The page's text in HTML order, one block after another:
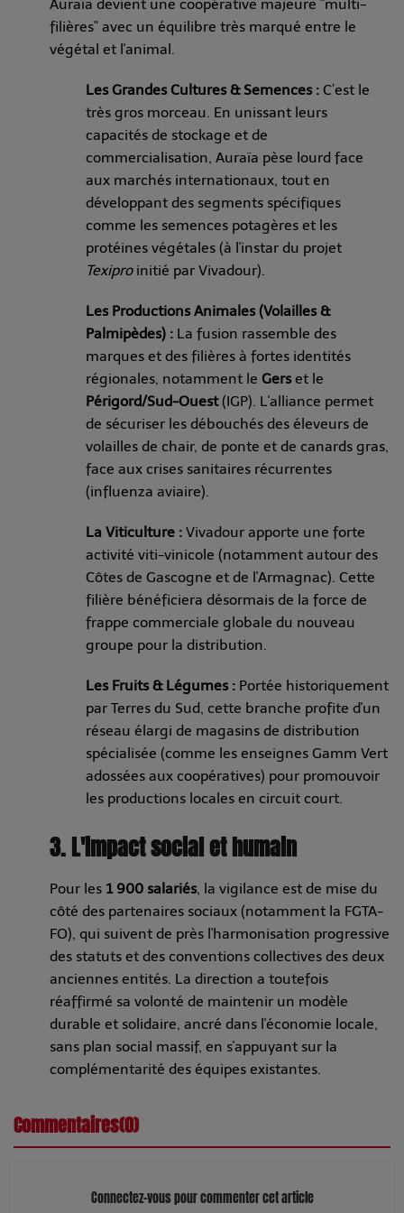
Auraïa devient une coopérative majeure "multi-
filières" avec un équilibre très marqué entre le
végétal et l'animal.
Les Grandes Cultures & Semences : C’est le
très gros morceau. En unissant leurs
capacités de stockage et de
commercialisation, Auraïa pèse lourd face
aux marchés internationaux, tout en
développant des segments spécifiques
comme les semences potagères et les
protéines végétales (à l'instar du projet
Texiproinitié par Vivadour).
Les Productions Animales (Volailles &
Palmipèdes) : La fusion rassemble des
marques et des filières à fortes identités
régionales, notamment le Gerset le
Périgord/Sud-Ouest(IGP). L'alliance permet
de sécuriser les débouchés des éleveurs de
volailles de chair, de ponte et de canards gras,
face aux crises sanitaires récurrentes
(influenza aviaire).
La Viticulture : Vivadour apporte une forte
activité viti-vinicole (notamment autour des
Côtes de Gascogne et de l'Armagnac). Cette
filière bénéficiera désormais de la force de
frappe commerciale globale du nouveau
groupe pour la distribution.
Les Fruits & Légumes : Portée historiquement
par Terres du Sud, cette branche profite d'un
réseau élargi de magasins de distribution
spécialisée (comme les enseignes Gamm Vert
adossées aux coopératives) pour promouvoir
les productions locales en circuit court.
3. L'impact social et humain
Pour les 1 900 salariés, la vigilance est de mise du
côté des partenaires sociaux (notamment la FGTA-
FO), qui suivent de près l'harmonisation progressive
des statuts et des conventions collectives des deux
anciennes entités. La direction a toutefois
réaffirmé sa volonté de maintenir un modèle
durable et solidaire, ancré dans l'économie locale,
sans plan social massif, en s'appuyant sur la
complémentarité des équipes existantes.
Commentaires(0)
Connectez-vous pour commenter cet article